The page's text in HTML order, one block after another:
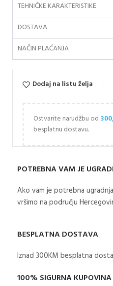
TEHNIČKE KARAKTERISTIKE
DOSTAVA
NAČIN PLAĆANJA
Dodaj na listu želja
Ostvarite narudžbu od
besplatnu dostavu.
POTREBNA VAM JE
Ako vam je potrebna
vršimo na području
BESPLATNA DOSTAVA
Iznad 300KM besplatna
100% SIGURNA KUPOVINA